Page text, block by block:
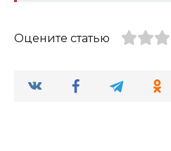
Оцените статью